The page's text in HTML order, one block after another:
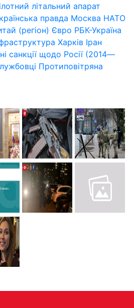
літальний апарат
правда Москва НАТО
(регіон) Євро РБК-Україна
Харків Іран
санкції щодо Росії (2014—
Протиповітряна